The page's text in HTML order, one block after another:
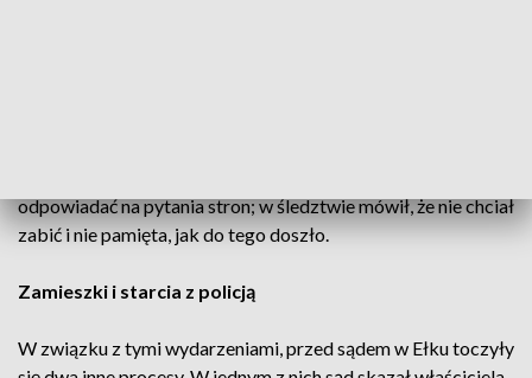
odpowiadać na pytania stron; w śledztwie mówił, że nie chciał
zabić i nie pamięta, jak do tego doszło.
Zamieszki i starcia z policją
W związku z tymi wydarzeniami, przed sądem w Ełku toczyły